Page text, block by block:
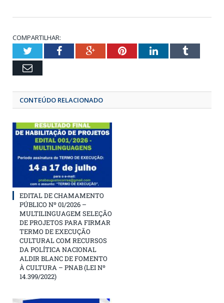
COMPARTILHAR:
TwitterFacebookGoogle+Pinterest
LinkedIn
Email
CONTEÚDO RELACIONADO
EDITAL DE CHAMAMENTO
PÚBLICO Nº 01/2026 –
MULTILINGUAGEM SELEÇÃO
DE PROJETOS PARA FIRMAR
TERMO DE EXECUÇÃO
CULTURAL COM RECURSOS
DA POLÍTICA NACIONAL
ALDIR BLANC DE FOMENTO
À CULTURA – PNAB (LEI Nº
14.399/2022)